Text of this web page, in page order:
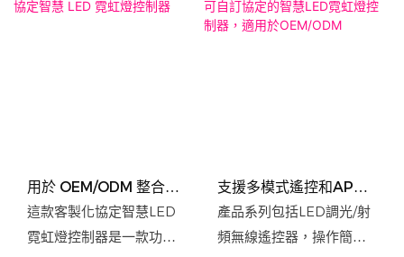
用於 OEM/ODM 整合的
客製化協定智慧 LED 霓
虹燈控制器
這款客製化協定智慧LED
霓虹燈控制器是一款功能
支援多模式遙控和APP
控制，可自訂協定的智慧
LED霓虹燈控制器，適用
於OEM/ODM
產品系列包括LED調光/射
頻無線遙控器，操作簡